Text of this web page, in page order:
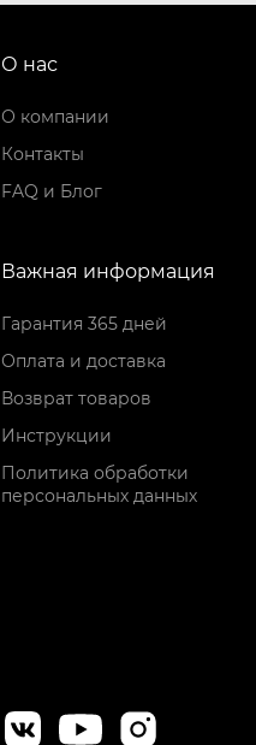
О нас
О компании
Контакты
FAQ и Блог
Важная информация
Гарантия 365 дней
Оплата и доставка
Возврат товаров
Инструкции
Политика обработки
персональных данных